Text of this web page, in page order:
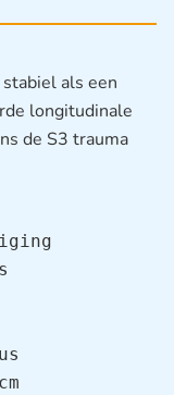
als een
longitudinale
de S3 trauma